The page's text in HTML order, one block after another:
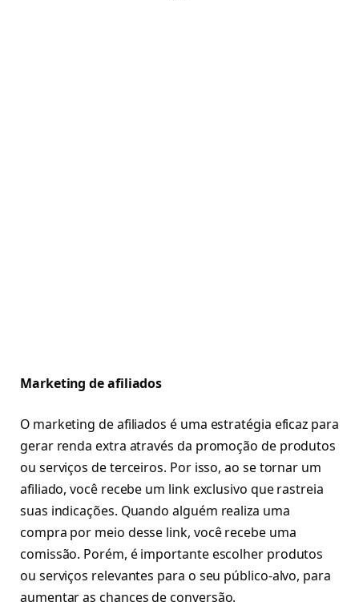
Marketing de afiliados
O marketing de afiliados é uma estratégia eficaz para
gerar renda extra através da promoção de produtos
ou serviços de terceiros. Por isso, ao se tornar um
afiliado, você recebe um link exclusivo que rastreia
suas indicações. Quando alguém realiza uma
compra por meio desse link, você recebe uma
comissão. Porém, é importante escolher produtos
ou serviços relevantes para o seu público-alvo, para
aumentar as chances de conversão.